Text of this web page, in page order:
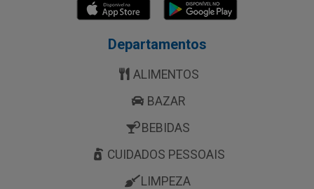
Departamentos
ALIMENTOS
BAZAR
BEBIDAS
CUIDADOS PESSOAIS
LIMPEZA